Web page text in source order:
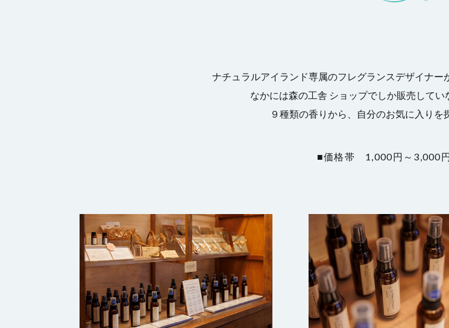
ナチュラルアイランド専属のフレグランスデザイナー
なかには森の工舎 ショップでしか販売してい
９種類の香りから、自分のお気に入りを
■価格帯 1,000円～3,000円